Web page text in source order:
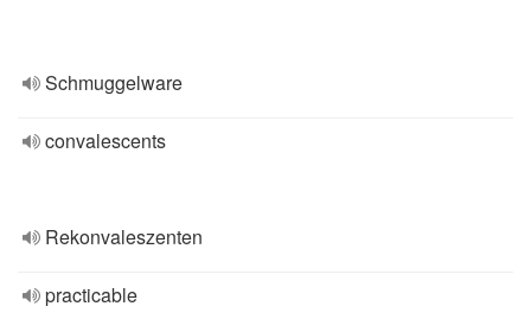
Schmuggelware
convalescents
Rekonvaleszenten
practicable